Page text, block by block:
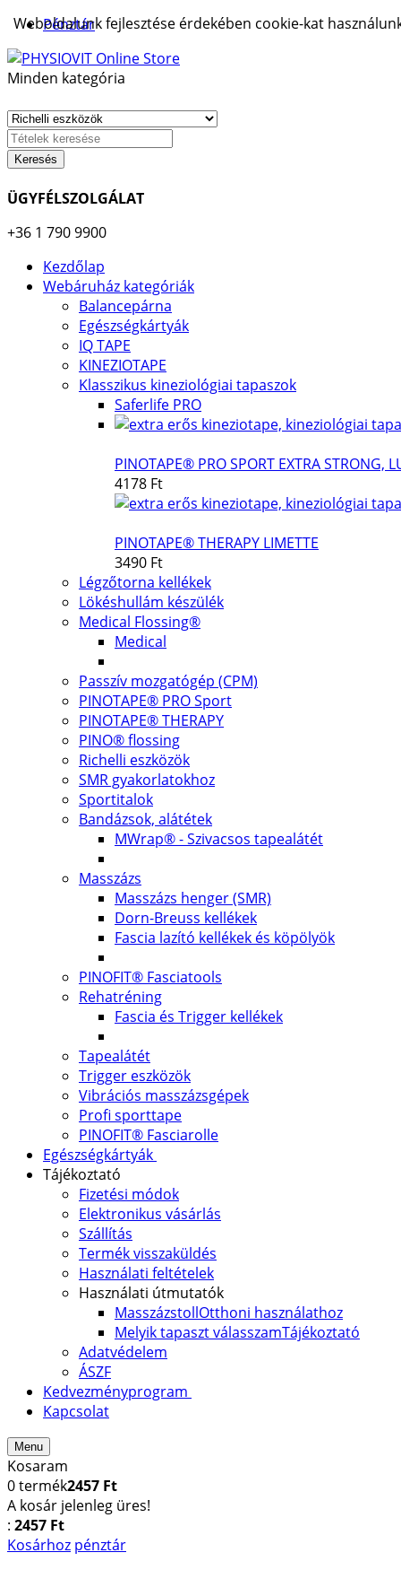
Pénztár
Minden kategória
Keresés
ÜGYFÉLSZOLGÁLAT
+36 1 790 9900
Kezdőlap
Webáruház kategóriák
Balancepárna
Egészségkártyák
IQ TAPE
KINEZIOTAPE
Klasszikus kineziológiai tapaszok
Saferlife PRO
PINOTAPE® PRO SPORT EXTRA STRONG,
4178 Ft
PINOTAPE® THERAPY LIMETTE
3490 Ft
Légzőtorna kellékek
Lökéshullám készülék
Medical Flossing®
Medical
Passzív mozgatógép (CPM)
PINOTAPE® PRO Sport
PINOTAPE® THERAPY
PINO® flossing
Richelli eszközök
SMR gyakorlatokhoz
Sportitalok
Bandázsok, alátétek
MWrap® - Szivacsos tapealátét
Masszázs
Masszázs henger (SMR)
Dorn-Breuss kellékek
Fascia lazító kellékek és köpölyök
PINOFIT® Fasciatools
Rehatréning
Fascia és Trigger kellékek
Tapealátét
Trigger eszközök
Vibrációs masszázsgépek
Profi sporttape
PINOFIT® Fasciarolle
Egészségkártyák
Tájékoztató
Fizetési módok
Elektronikus vásárlás
Szállítás
Termék visszaküldés
Használati feltételek
Használati útmutatók
MasszázstollOtthoni használathoz
Melyik tapaszt válasszamTájékoztató
Adatvédelem
ÁSZF
Kedvezményprogram
Kapcsolat
Menu
Kosaram
0termék2457 Ft
A kosár jelenleg üres!
: 2457 Ft
Kosárhoz pénztár
Weboldalunk fejlesztése érdekében cookie-kat